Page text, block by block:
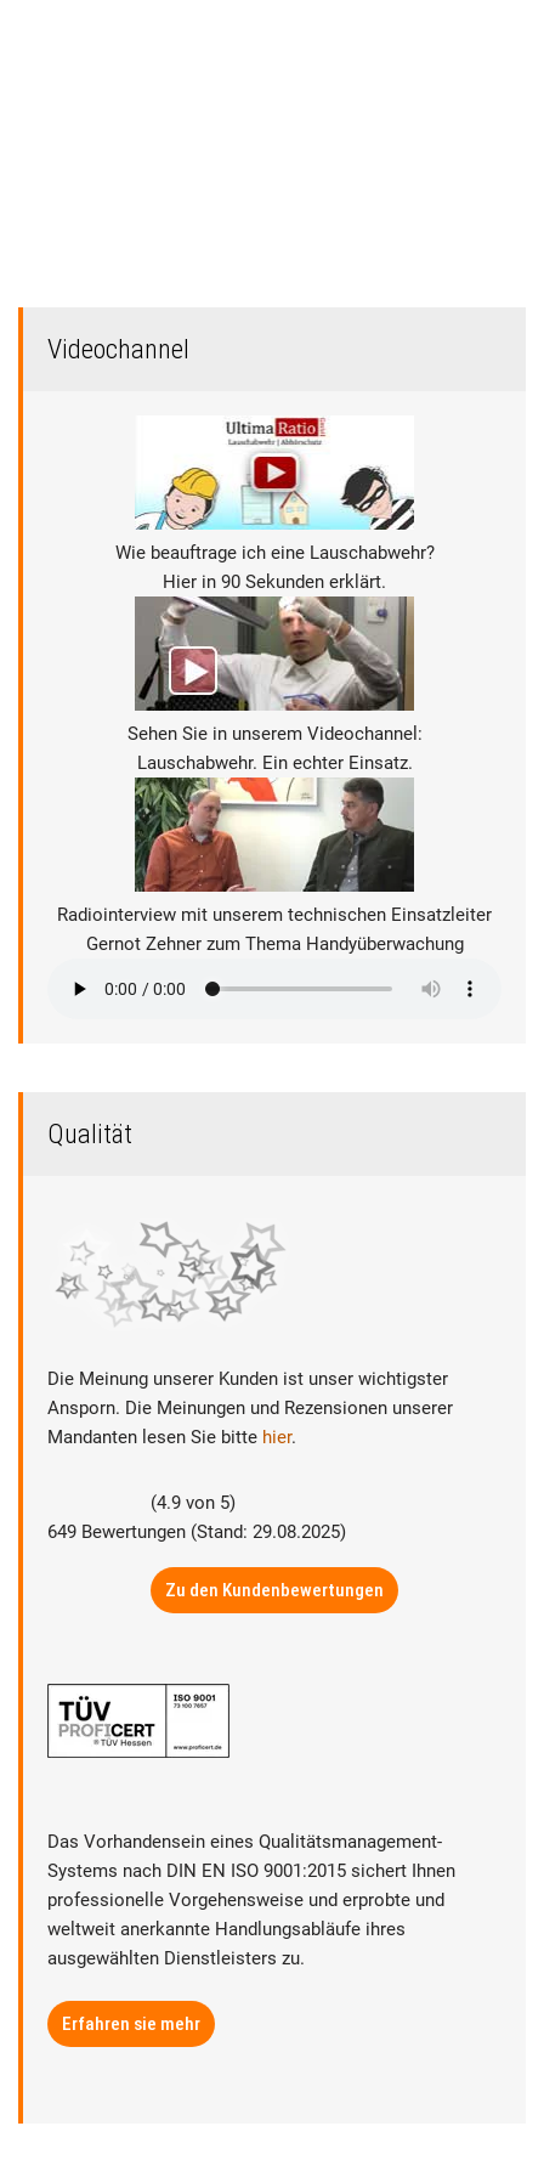
Videochannel
Wie beauftrage ich eine Lauschabwehr?
Hier in 90 Sekunden erklärt.
Sehen Sie in unserem Videochannel:
Lauschabwehr. Ein echter Einsatz.
Radiointerview mit unserem technischen Einsatzleiter
Gernot Zehner zum Thema Handyüberwachung
Qualität
Die Meinung unserer Kunden ist unser wichtigster
Ansporn. Die Meinungen und Rezensionen unserer
Mandanten lesen Sie bitte hier.
(4.9 von 5)
649 Bewertungen (Stand: 29.08.2025)
Zu den Kundenbewertungen
Das Vorhandensein eines Qualitätsmanagement-
Systems nach DIN EN ISO 9001:2015 sichert Ihnen
professionelle Vorgehensweise und erprobte und
weltweit anerkannte Handlungsabläufe ihres
ausgewählten Dienstleisters zu.
Erfahren sie mehr